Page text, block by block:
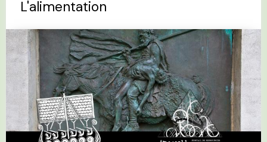
L'alimentation